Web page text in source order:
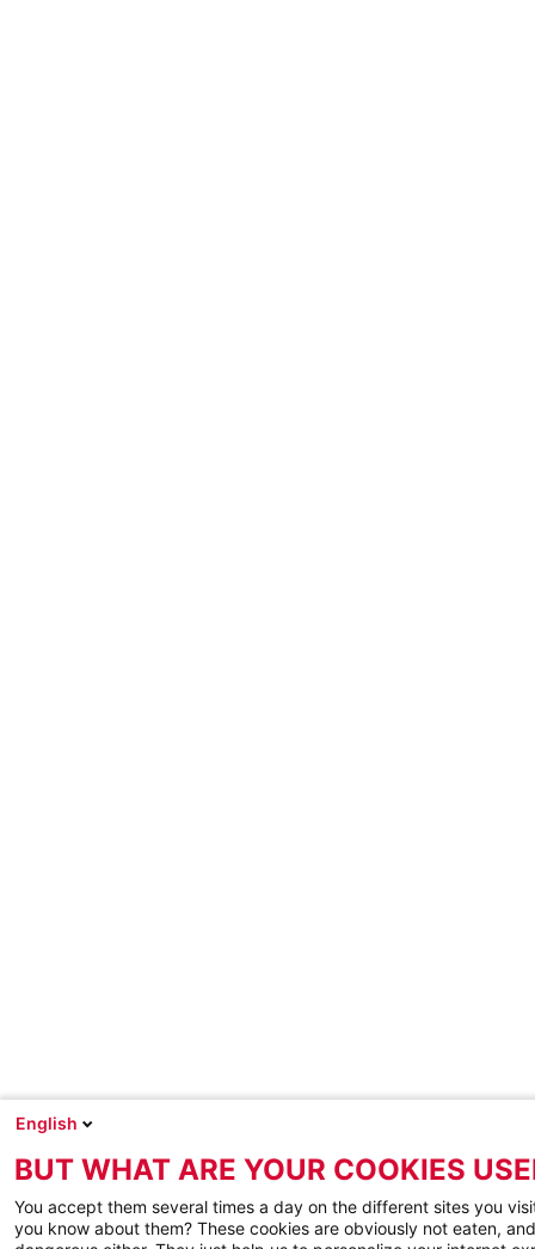
English
BUT WHAT ARE YOUR COOKIES
You accept them several times a day on the different sites you
you know about them? These cookies are obviously not eaten,